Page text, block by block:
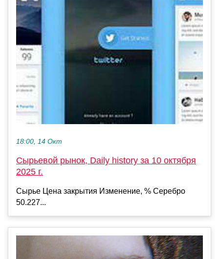
18:00, 14 Окт
Сырьевой рынок, Daily history за 10 октября
2025 г.
Сырье Цена закрытия Изменение, % Серебро
50.227...